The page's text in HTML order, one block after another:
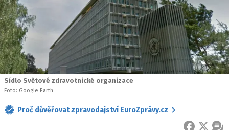
Sídlo Světové zdravotnické organizace
Foto: Google Earth
Proč důvěřovat zpravodajství EuroZprávy.cz